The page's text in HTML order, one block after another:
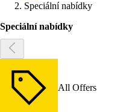
Speciální nabídky
Speciální nabídky
All Offers